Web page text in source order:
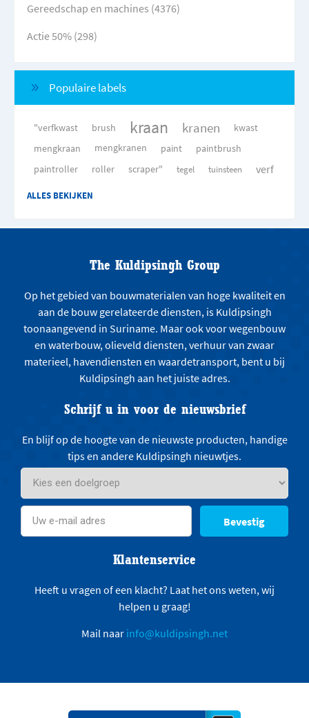
Gereedschap en machines (4376)
Actie 50% (298)
Populaire labels
"verfkwast brush kraan kranen
kwast
mengkraan
mengkranen paint
paintbrush
paintroller
roller scraper" tegel tuinsteen verf
ALLES BEKIJKEN
The Kuldipsingh Group
Op het gebied van bouwmaterialen van hoge kwaliteit en
aan de bouw gerelateerde diensten, is Kuldipsingh
toonaangevend in Suriname. Maar ook voor wegenbouw
en waterbouw, olieveld diensten, verhuur van zwaar
materieel, havendiensten en waardetransport, bent u bij
Kuldipsingh aan het juiste adres.
Schrijf u in voor de nieuwsbrief
En blijf op de hoogte van de nieuwste producten, handige
tips en andere Kuldipsingh nieuwtjes.
Bevestig
Klantenservice
Heeft u vragen of een klacht? Laat het ons weten, wij
helpen u graag!
Mail naar info@kuldipsingh.net